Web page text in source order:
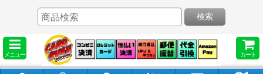
メニュー カート
検索